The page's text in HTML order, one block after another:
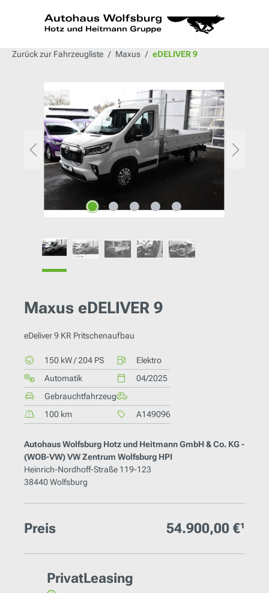
springen
Zurück zur Fahrzeugliste Maxus eDELIVER 9
Maxus eDELIVER 9
eDeliver 9 KR Pritschenaufbau
150 kW / 204 PS
Automatik
Gebrauchtfahrzeug
100 km
Elektro
04/2025
A149096
Autohaus Wolfsburg Hotz und Heitmann GmbH & Co. KG -
(WOB-VW) VW Zentrum Wolfsburg HPI
Heinrich-Nordhoff-Straße 119-123
38440 Wolfsburg
Preis 54.900,00 €¹
PrivatLeasing